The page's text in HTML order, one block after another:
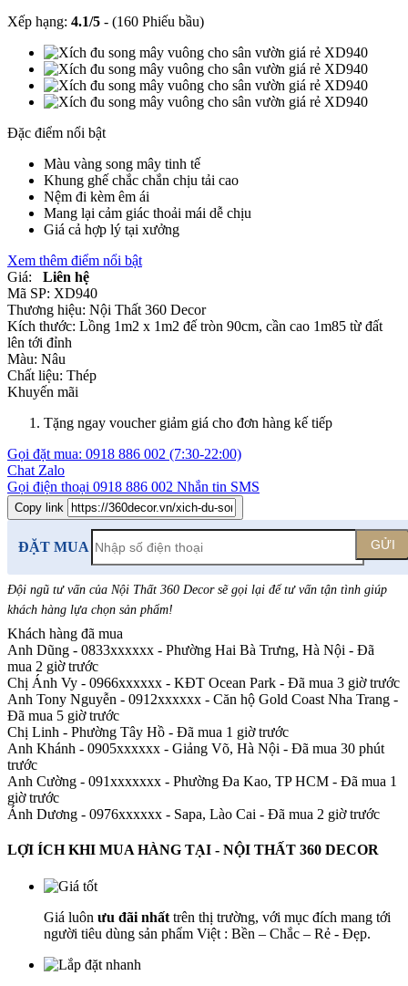
Xếp hạng: 4.1/5 - (160 Phiếu bầu)
Đặc điểm nổi bật
Màu vàng song mây tinh tế
Khung ghế chắc chắn chịu tải cao
Nệm đi kèm êm ái
Mang lại cảm giác thoải mái dễ chịu
Giá cả hợp lý tại xưởng
Xem thêm điểm nổi bật
Giá:
Liên hệ
Mã SP: XD940
Thương hiệu: Nội Thất 360 Decor
Kích thước: Lồng 1m2 x 1m2 đế tròn 90cm, cần cao 1m85 từ đất
lên tới đỉnh
Màu: Nâu
Chất liệu: Thép
Khuyến mãi
Tặng ngay voucher giảm giá cho đơn hàng kế tiếp
Gọi đặt mua: 0918 886 002 (7:30-22:00)
Chat Zalo
Gọi điện thoại 0918 886 002 Nhắn tin SMS
Copy link
ĐẶT MUA GỬI
Đội ngũ tư vấn của Nội Thất 360 Decor sẽ gọi lại để tư vấn tận tình giúp
khách hàng lựa chọn sản phẩm!
Khách hàng đã mua
Anh Dũng - 0833xxxxxx - Phường Hai Bà Trưng, Hà Nội - Đã
mua 2 giờ trước
Chị Ánh Vy - 0966xxxxxx - KĐT Ocean Park - Đã mua 3 giờ trước
Anh Tony Nguyễn - 0912xxxxxx - Căn hộ Gold Coast Nha Trang -
Đã mua 5 giờ trước
Chị Linh - Phường Tây Hồ - Đã mua 1 giờ trước
Anh Khánh - 0905xxxxxx - Giảng Võ, Hà Nội - Đã mua 30 phút
trước
Anh Cường - 091xxxxxxx - Phường Đa Kao, TP HCM - Đã mua 1
giờ trước
Ánh Dương - 0976xxxxxx - Sapa, Lào Cai - Đã mua 2 giờ trước
LỢI ÍCH KHI MUA HÀNG TẠI - NỘI THẤT 360 DECOR
Giá luôn ưu đãi nhất trên thị trường, với mục đích mang tới
người tiêu dùng sản phẩm Việt : Bền – Chắc – Rẻ - Đẹp.